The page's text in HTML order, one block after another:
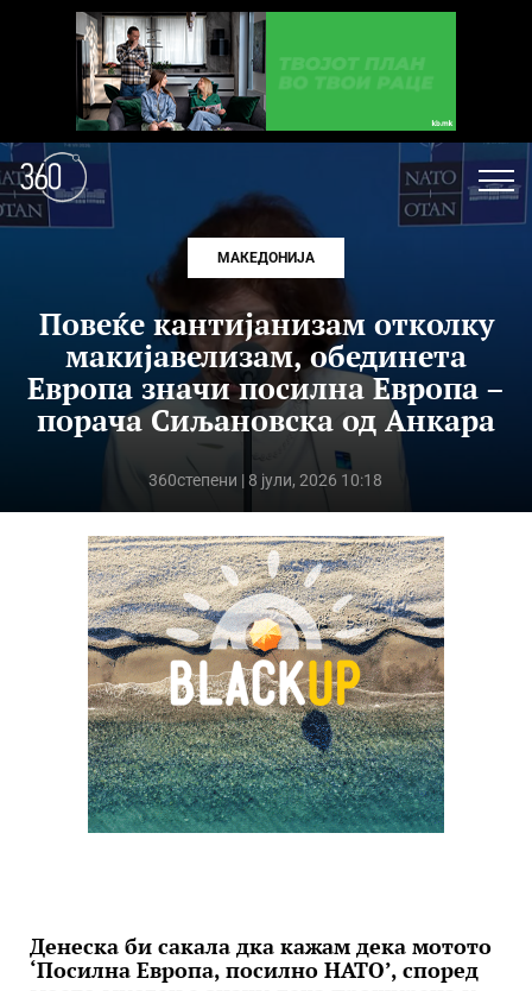
МАКЕДОНИЈА
Повеќе кантијанизам отколку
макијавелизам, обединета
Европа значи посилна Европа –
порача Сиљановска од Анкара
360степени | 8 јули, 2026 10:18
Денеска би сакала дка кажам дека мотото
‘Посилна Европа, посилно НАТО’, според